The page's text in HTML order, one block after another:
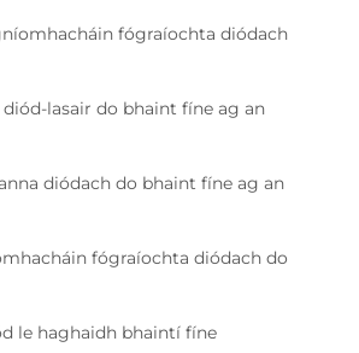
fógraíochta diódach
lasair do bhaint fíne ag an
diódach do bhaint fíne ag an
fógraíochta diódach do
le haghaidh bhaintí fíne